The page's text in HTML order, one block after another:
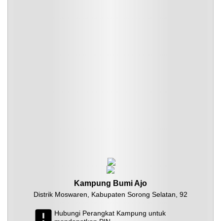
Kampung Bumi Ajo
Distrik Moswaren, Kabupaten Sorong Selatan, 92
Hubungi Perangkat Kampung untuk